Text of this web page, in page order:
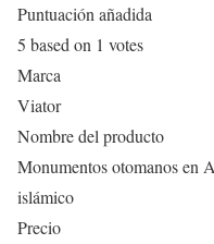
Puntuación añadida
5 based on 1 votes
Marca
Viator
Nombre del producto
Monumentos otomanos en
islámico
Precio